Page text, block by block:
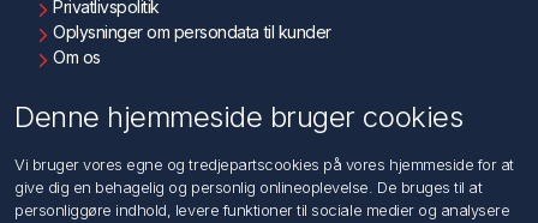
Privatlivspolitik
Oplysninger om persondata til kunder
Om os
Søg
Denne hjemmeside bruger cookies
Vi bruger vores egne og tredjepartscookies på vores hjemmeside for at
give dig en behagelig og personlig onlineoplevelse. De bruges til at
personliggøre indhold, levere funktioner til sociale medier og analysere